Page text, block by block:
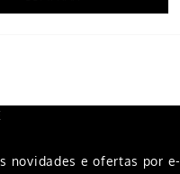
novidades e ofertas por e-